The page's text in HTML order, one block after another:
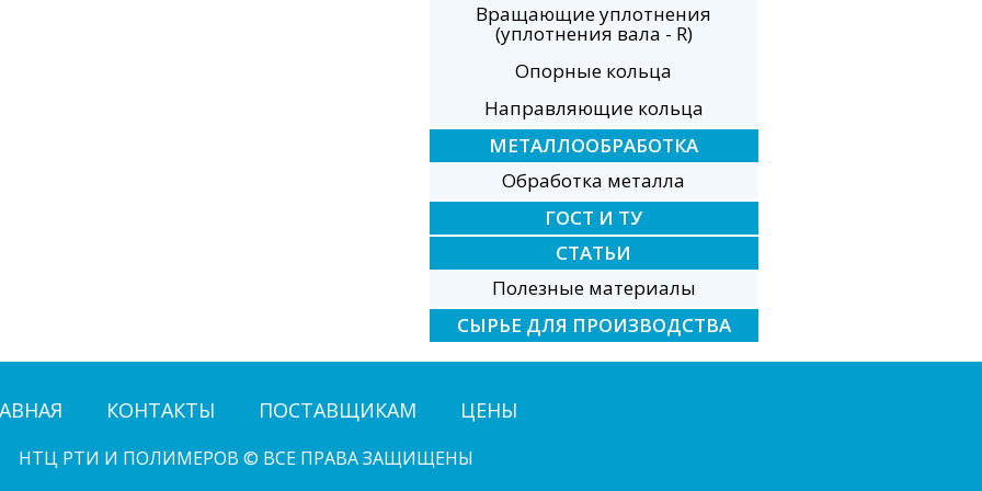
Вращающие уплотнения
(уплотнения вала - R)
Опорные кольца
Направляющие кольца
МЕТАЛЛООБРАБОТКА
Обработка металла
ГОСТ И ТУ
СТАТЬИ
Полезные материалы
СЫРЬЕ ДЛЯ ПРОИЗВОДСТВА
КОНТАКТЫ ПОСТАВЩИКАМ ЦЕНЫ
НТЦ РТИ И ПОЛИМЕРОВ © ВСЕ ПРАВА ЗАЩИЩЕНЫ